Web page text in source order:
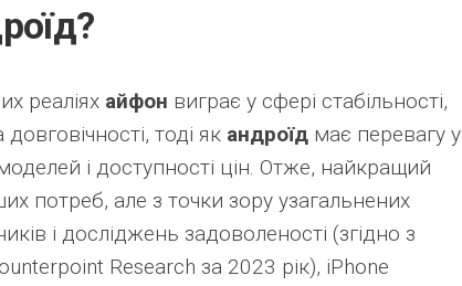
реаліях айфон виграє у сфері стабільності,
тоді як андроїд має перевагу у
моделей і доступності цін. Отже, найкращий
потреб, але з точки зору узагальнених
і досліджень задоволеності (згідно з
Research за 2023 рік), iPhone